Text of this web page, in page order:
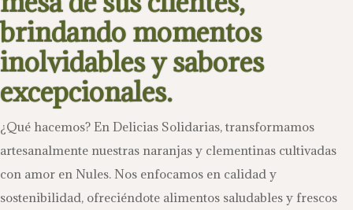
brindando momentos
inolvidables y sabores
excepcionales.
¿Qué hacemos? En Delicias Solidarias, transformamos
artesanalmente nuestras naranjas y clementinas cultivadas
con amor en Nules. Nos enfocamos en calidad y
sostenibilidad, ofreciéndote alimentos saludables y frescos